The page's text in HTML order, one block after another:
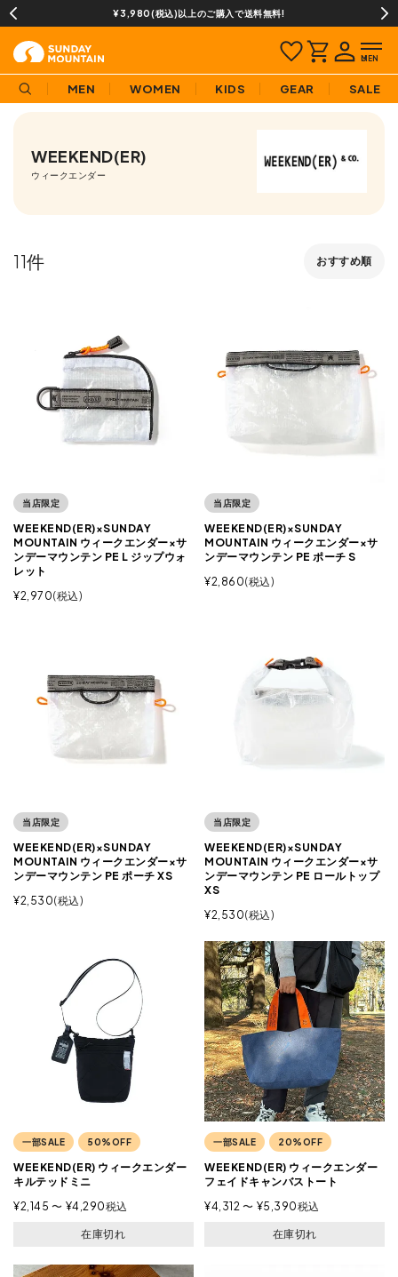
¥3,980(税込)以上のご購入で送料無料!
MEN WOMEN KIDS GEAR SALE
WEEKEND(ER)
ウィークエンダー
おすすめ順
11
当店限定
WEEKEND(ER)×SUNDAY
MOUNTAIN ウィークエンダー×サ
ンデーマウンテン PE L ジップウォ
レット
¥2,970 税込
当店限定
WEEKEND(ER)×SUNDAY
MOUNTAIN ウィークエンダー×サ
ンデーマウンテン PE ポーチ S
¥2,860 税込
当店限定
WEEKEND(ER)×SUNDAY
MOUNTAIN ウィークエンダー×サ
ンデーマウンテン PE ポーチ XS
¥2,530 税込
当店限定
WEEKEND(ER)×SUNDAY
MOUNTAIN ウィークエンダー×サ
ンデーマウンテン PE ロールトップ
XS
¥2,530 税込
一部SALE 50%OFF
WEEKEND(ER) ウィークエンダー
キルテッドミニ
¥2,145 〜 ¥4,290税込
在庫切れ
一部SALE 20%OFF
WEEKEND(ER) ウィークエンダー
フェイドキャンバストート
¥4,312 〜 ¥5,390税込
在庫切れ